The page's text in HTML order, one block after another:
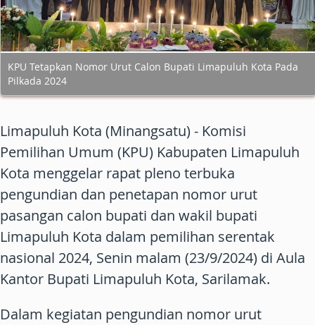
KPU Tetapkan Nomor Urut Calon Bupati Limapuluh Kota Pada
Pilkada 2024
Limapuluh Kota (Minangsatu) - Komisi
Pemilihan Umum (KPU) Kabupaten Limapuluh
Kota menggelar rapat pleno terbuka
pengundian dan penetapan nomor urut
pasangan calon bupati dan wakil bupati
Limapuluh Kota dalam pemilihan serentak
nasional 2024, Senin malam (23/9/2024) di Aula
Kantor Bupati Limapuluh Kota, Sarilamak.
Dalam kegiatan pengundian nomor urut